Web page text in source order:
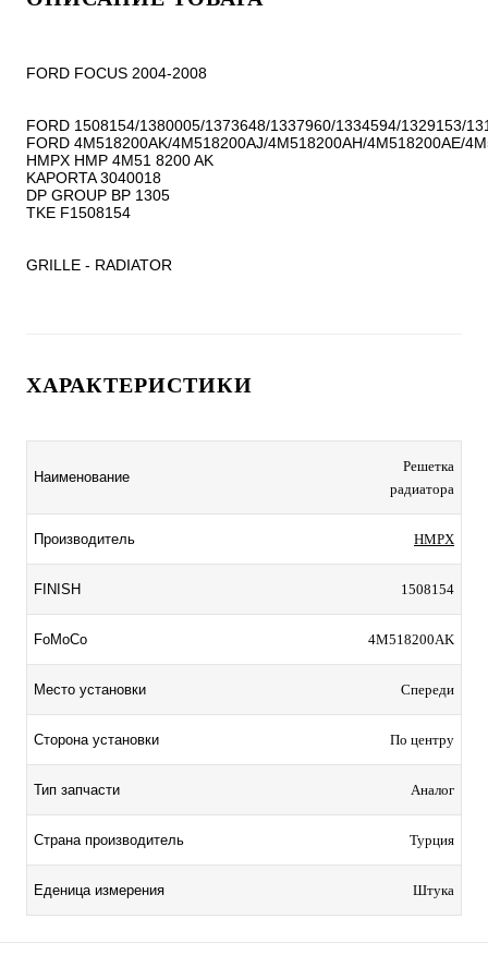
FORD FOCUS 2004-2008
FORD 1508154/1380005/1373648/1337960/1334594/1329153/
FORD 4M518200AK/4M518200AJ/4M518200AH/4M518200AE/
HMPX HMP 4M51 8200 AK
KAPORTA 3040018
DP GROUP BP 1305
TKE F1508154
GRILLE - RADIATOR
ХАРАКТЕРИСТИКИ
Наименование
Решетка
радиатора
Производитель HMPX
FINISH 1508154
FoMoCo 4M518200AK
Место установки Спереди
Сторона установки По центру
Тип запчасти Аналог
Страна производитель Турция
Еденица измерения Штука